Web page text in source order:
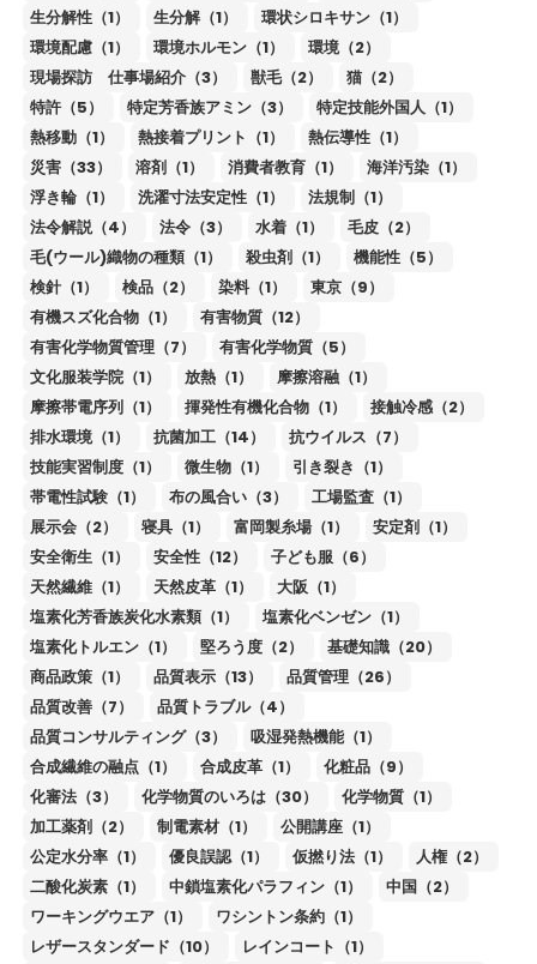
生分解性（1）
生分解（1）
環状シロキサン（1）
環境配慮（1）
環境ホルモン（1）
環境（2）
現場探訪 仕事場紹介（3）
獣毛（2）
猫（2）
特許（5）
特定芳香族アミン（3）
特定技能外国人（1）
熱移動（1）
熱接着プリント（1）
熱伝導性（1）
災害（33）
溶剤（1） 消費者教育（1）
海洋汚染（1）
浮き輪（1）
洗濯寸法安定性（1）
法規制（1）
法令解説（4）
法令（3） 水着（1）
毛皮（2）
毛(ウール)織物の種類（1）
殺虫剤（1）
機能性（5）
検針（1）
検品（2） 染料（1）
東京（9）
有機スズ化合物（1）
有害物質（12）
有害化学物質管理（7）
有害化学物質（5）
文化服装学院（1）
放熱（1）
摩擦溶融（1）
摩擦帯電序列（1）
揮発性有機化合物（1）
接触冷感（2）
排水環境（1）
抗菌加工（14）
抗ウイルス（7）
技能実習制度（1）
微生物（1）
引き裂き（1）
帯電性試験（1）
布の風合い（3）
工場監査（1）
展示会（2）
寝具（1） 富岡製糸場（1）
安定剤（1）
安全衛生（1）
安全性（12）
子ども服（6）
天然繊維（1）
天然皮革（1）
大阪（1）
塩素化芳香族炭化水素類（1）
塩素化ベンゼン（1）
塩素化トルエン（1）
堅ろう度（2）
基礎知識（20）
商品政策（1）
品質表示（13）
品質管理（26）
品質改善（7）
品質トラブル（4）
品質コンサルティング（3）
吸湿発熱機能（1）
合成繊維の融点（1）
合成皮革（1）
化粧品（9）
化審法（3）
化学物質のいろは（30）
化学物質（1）
加工薬剤（2）
制電素材（1）
公開講座（1）
公定水分率（1）
優良誤認（1） 仮撚り法（1）
人権（2）
二酸化炭素（1）
中鎖塩素化パラフィン（1）
中国（2）
ワーキングウエア（1）
ワシントン条約（1）
レザースタンダード（10）
レインコート（1）